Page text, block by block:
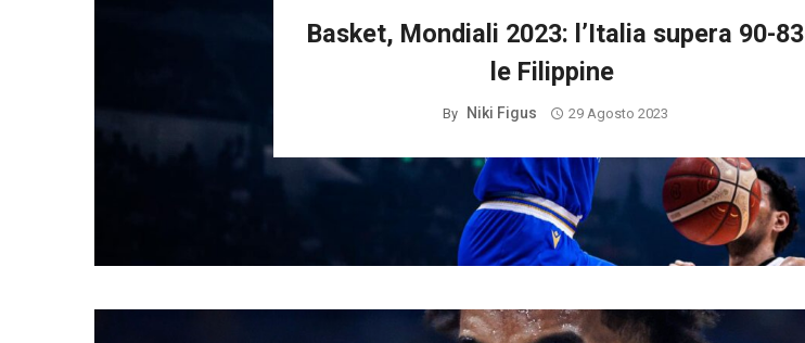
Basket, Mondiali 2023: l’Italia supera 90-83
le Filippine
By Niki Figus 29 Agosto 2023